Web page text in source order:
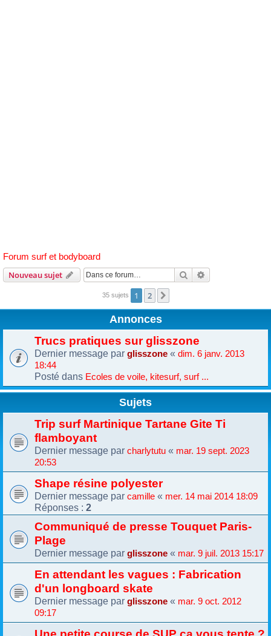
Forum surf et bodyboard
Nouveau sujet Rechercher
35 sujets 1 2
Annonces
Trucs pratiques sur glisszone
Dernier message par glisszone « dim. 6 janv. 2013
18:44
Posté dans Ecoles de voile, kitesurf, surf ...
Sujets
Trip surf Martinique Tartane Gite Ti
flamboyant
Dernier message par charlytutu « mar. 19 sept. 2023
20:53
Shape résine polyester
Dernier message par camille « mer. 14 mai 2014 18:09
Réponses : 2
Communiqué de presse Touquet Paris-
Plage
Dernier message par glisszone « mar. 9 juil. 2013 15:17
En attendant les vagues : Fabrication
d'un longboard skate
Dernier message par glisszone « mar. 9 oct. 2012
09:17
Une petite course de SUP ca vous tente ?